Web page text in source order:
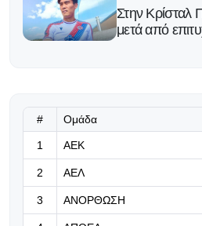
Στην Κρίσταλ
μετά από
Η Γαλατασαράι
μεταγραφικό
07.08.2026 |
# Ομάδα
1 ΑΕΚ
2 ΑΕΛ
3 ΑΝΟΡΘΩΣΗ